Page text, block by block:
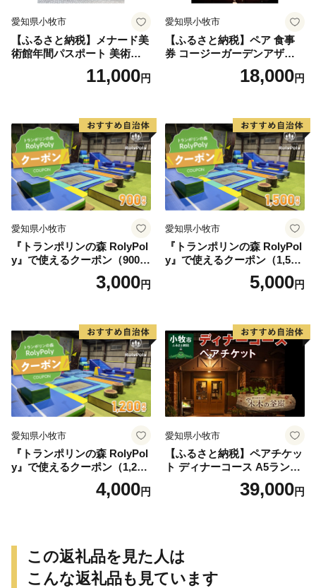
愛知県小牧市
【ふるさと納税】メナード美
術館年間パスポート 美術館
11,000円
愛知県小牧市
【ふるさと納税】ペア 食事
券 コージーガーデンアザレ
ア アフタヌーン宝石箱 ホテ
ル特製 デザート 6種類 サン
ティー チケット 券 2名様分
お祝 誕生日 記念日 名鉄小牧
ホテル 愛知県 小牧市 送料無
料
18,000円
愛知県小牧市
『トランポリンの森 RolyPol
y』で使えるクーポン（900
3,000円
愛知県小牧市
『トランポリンの森 RolyPol
y』で使えるクーポン（1,500
5,000円
愛知県小牧市
『トランポリンの森 RolyPol
y』で使えるクーポン（1,200
4,000円
愛知県小牧市
【ふるさと納税】ペアチケッ
ト ディナーコース A5ランク
飛騨牛 コース 記念日 お誕生
日 特別な日 完全個室 ノンア
県 小牧市 送料無料
39,000円
この返礼品を見た人は
こんな返礼品も見ています